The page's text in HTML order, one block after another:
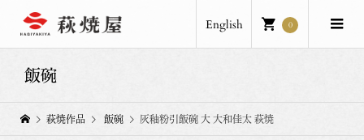
English 0
飯碗
萩焼作品 飯碗 灰釉粉引飯碗 大 大和佳太 萩焼